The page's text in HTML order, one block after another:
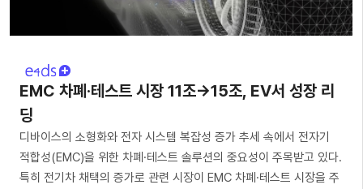
EMC 차폐·테스트 시장 11조→15조, EV서 성장 리
딩
디바이스의 소형화와 전자 시스템 복잡성 증가 추세 속에서 전자기
적합성(EMC)을 위한 차폐·테스트 솔루션의 중요성이 주목받고 있다.
특히 전기차 채택의 증가로 관련 시장이 EMC 차폐·테스트 시장을 주